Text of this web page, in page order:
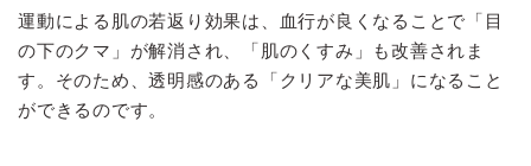
運動による肌の若返り効果は、血行が良くなることで「目
の下のクマ」が解消され、「肌のくすみ」も改善されま
す。そのため、透明感のある「クリアな美肌」になること
ができるのです。